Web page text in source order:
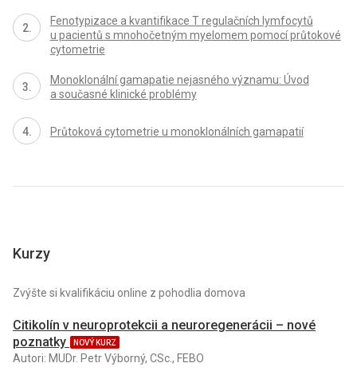
Fenotypizace a kvantifikace T regulačních lymfocytů
u pacientů s mnohočetným myelomem pomocí průtokové
cytometrie
Monoklonální gamapatie nejasného významu: Úvod
a současné klinické problémy
Průtoková cytometrie u monoklonálních gamapatií
Kurzy
Zvýšte si kvalifikáciu online z pohodlia domova
Citikolín v neuroprotekcii a neuroregenerácii – nové
poznatky
NOVÝ KURZ
Autori: MUDr. Petr Výborný, CSc., FEBO